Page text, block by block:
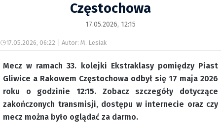
Częstochowa
17.05.2026, 12:15
17.05.2026, 06:22 Autor: M. Lesiak
Mecz w ramach 33. kolejki Ekstraklasy pomiędzy Piast
Gliwice a Rakowem Częstochowa odbył się 17 maja 2026
roku o godzinie 12:15. Zobacz szczegóły dotyczące
zakończonych transmisji, dostępu w internecie oraz czy
mecz można było oglądać za darmo.